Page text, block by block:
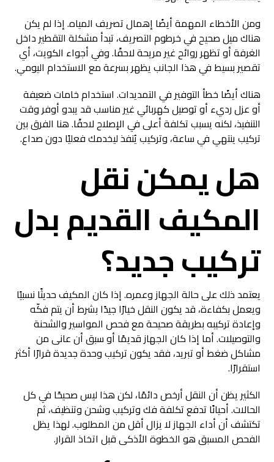
ومن الأخطاء المهمة أيضًا إهمال تصريف المياه. إذا لم يكن
هناك ميل صحيح في خرطوم التصريف، تبدأ مشكلة التقطير داخل
الغرفة أو تظهر روائح غير مريحة لاحقًا. وفي أجواء الكويت، أي
تقصير بسيط في هذا الجانب يظهر بسرعة مع الاستخدام اليومي.
هناك أيضًا خطأ التوفير في التمديدات. استخدام خامات ضعيفة
أو عزل رديء أو توصيل كهربائي غير مناسب قد يبدو أوفر وقت
التنفيذ، لكنه يسبب تكلفة أعلى في الإصلاح لاحقًا. هنا الفرق بين
تركيب ينتهي في ساعة، وتركيب يُنفذ ليخدمك فعليًا دون صداع.
هل يمكن نقل
المكيف القديم بدل
تركيب جديد؟
يعتمد ذلك على حالة الجهاز وعمره. إذا كان المكيف حديثًا نسبيًا
ويعمل بكفاءة، قد يكون النقل خيارًا جيدًا بشرط أن يتم فكّه
وإعادة تركيبه بطريقة صحيحة مع فحص المواسير والشحنة
والتوصيلات. أما إذا كان الجهاز قديمًا أو سبق أن عانى من
مشاكل ضغط أو تبريد، فقد يكون تركيب وحدة جديدة قرارًا أكثر
استقرارًا.
الكثير يظن أن النقل أرخص دائمًا، لكن هذا ليس صحيحًا في كل
الحالات. أحيانًا تدفع تكلفة فك وتركيب وشحن وتنظيف، ثم
تكتشف أن أداء الجهاز لا يزال أقل من المطلوب. لهذا يظل
الفحص المسبق هو الخطوة الأذكى قبل اتخاذ القرار.